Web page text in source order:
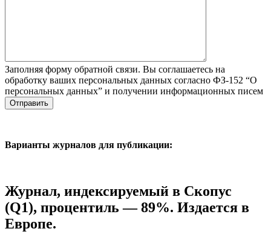
Заполняя форму обратной связи. Вы соглашаетесь на
обработку ваших персональных данных согласно ФЗ-152 “О
персональных данных” и получении информационных писем
Варианты журналов для публикации:
Журнал, индексируемый в Скопус
(Q1), процентиль — 89%. Издается в
Европе.